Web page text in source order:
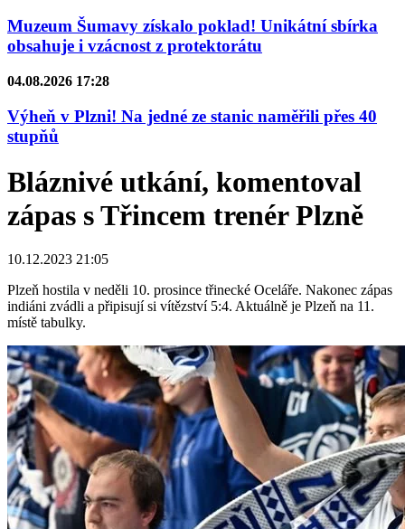
Muzeum Šumavy získalo poklad! Unikátní sbírka
obsahuje i vzácnost z protektorátu
04.08.2026 17:28
Výheň v Plzni! Na jedné ze stanic naměřili přes 40
stupňů
Bláznivé utkání, komentoval
zápas s Třincem trenér Plzně
10.12.2023 21:05
Plzeň hostila v neděli 10. prosince třinecké Oceláře. Nakonec zápas
indiáni zvádli a připisují si vítězství 5:4. Aktuálně je Plzeň na 11.
místě tabulky.